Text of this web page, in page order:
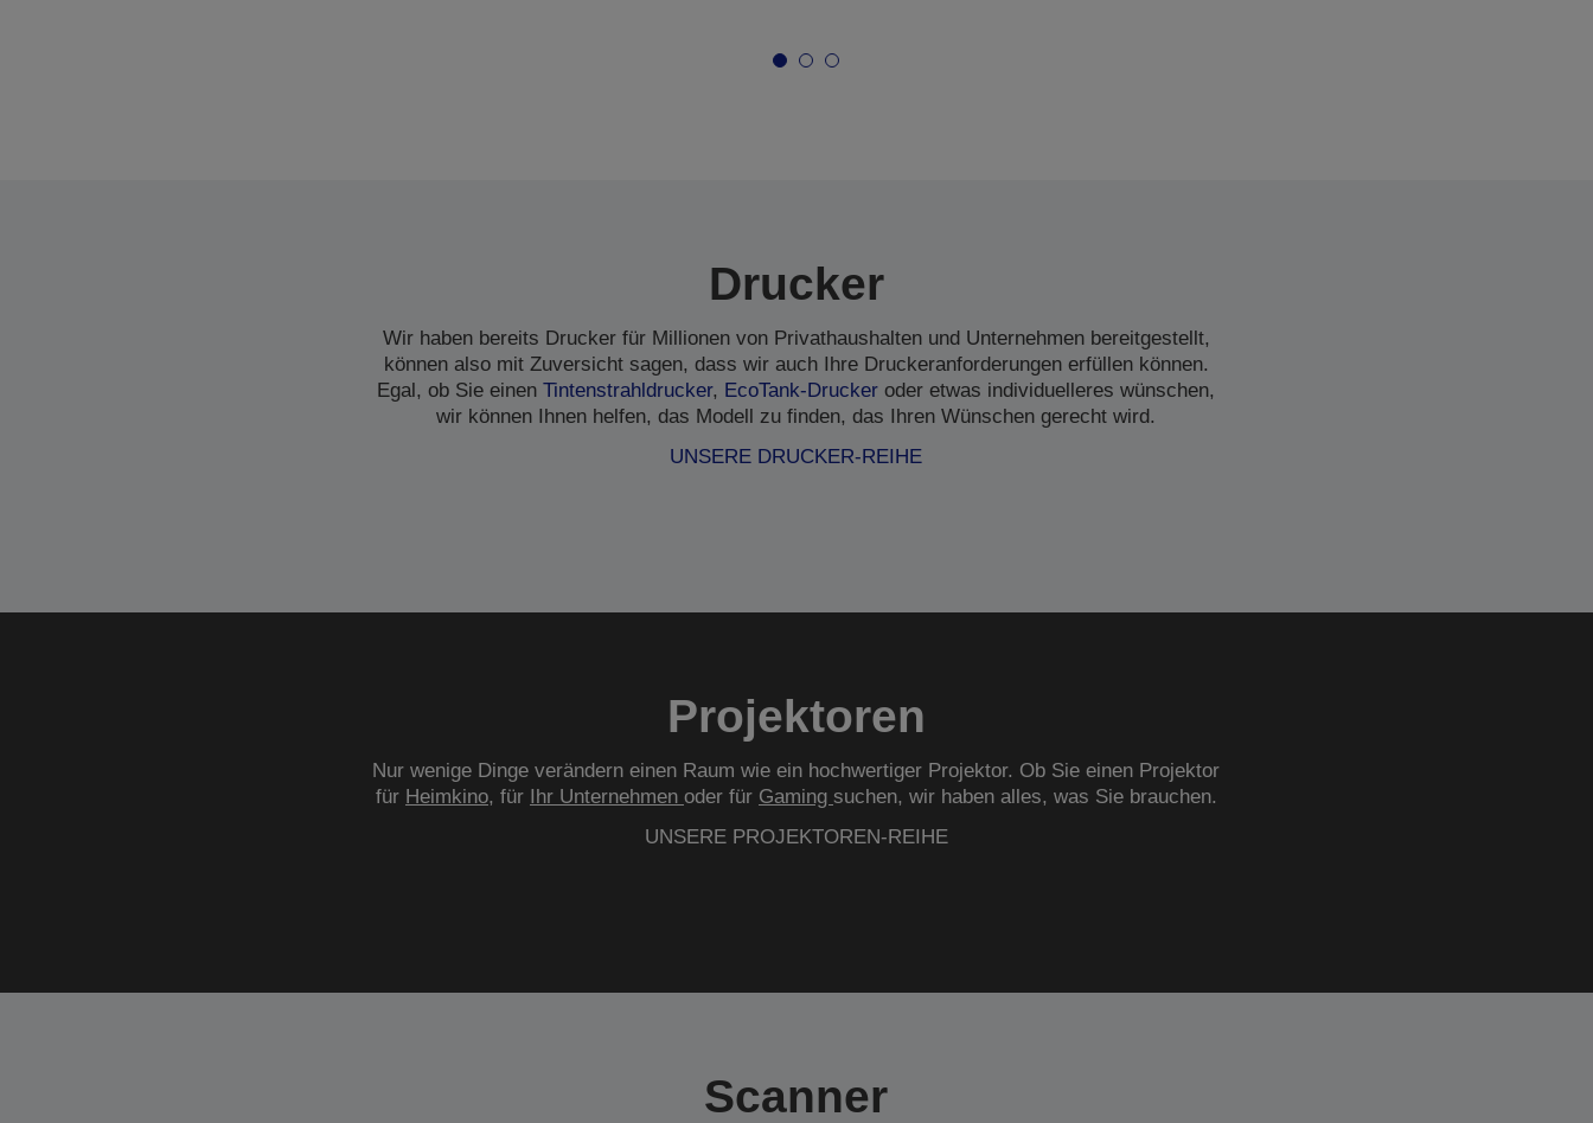
Drucker
Wir haben bereits Drucker für Millionen von Privathaushalten und Unternehmen bereitgestellt,
können also mit Zuversicht sagen, dass wir auch Ihre Druckeranforderungen erfüllen können.
Egal, ob Sie einenTintenstrahldrucker, EcoTank-Drucker oder etwas individuelleres wünschen,
wir können Ihnen helfen, das Modell zu finden, das Ihren Wünschen gerecht wird.
UNSERE DRUCKER-REIHE
Projektoren
Nur wenige Dinge verändern einen Raum wie ein hochwertiger Projektor. Ob Sie einen Projektor
für Heimkino, für Ihr Unternehmen oder für Gaming suchen, wir haben alles, was Sie brauchen.
UNSERE PROJEKTOREN-REIHE
Scanner